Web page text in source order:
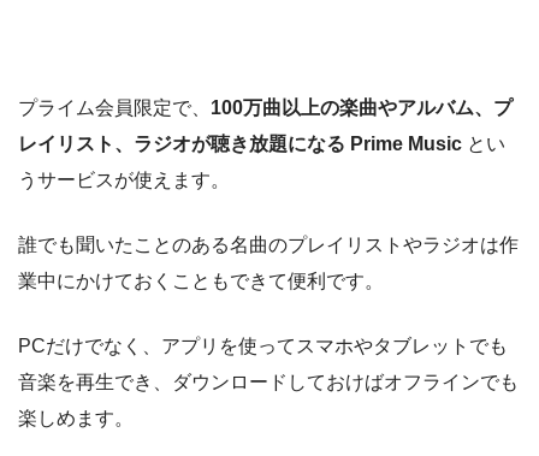
プライム会員限定で、 100万曲以上の楽曲やアルバム、プ
レイリスト、ラジオが聴き放題になる Prime Music とい
うサービスが使えます。
誰でも聞いたことのある名曲のプレイリストやラジオは作
業中にかけておくこともできて便利です。
PCだけでなく、アプリを使ってスマホやタブレットでも
音楽を再生でき、ダウンロードしておけばオフラインでも
楽しめます。